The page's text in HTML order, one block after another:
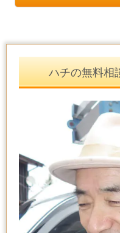
ハチの無料相